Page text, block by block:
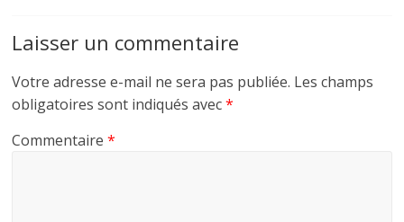
Laisser un commentaire
Votre adresse e-mail ne sera pas publiée. Les champs
obligatoires sont indiqués avec*
Commentaire*